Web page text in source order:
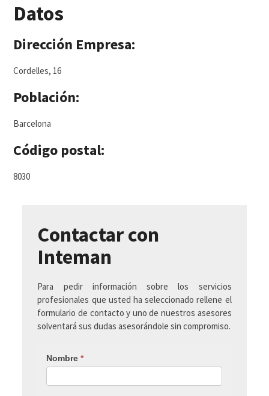
Datos
Dirección Empresa:
Cordelles, 16
Población:
Barcelona
Código postal:
8030
Contactar con
Inteman
Para pedir información sobre los servicios
profesionales que usted ha seleccionado rellene el
formulario de contacto y uno de nuestros asesores
solventará sus dudas asesorándole sin compromiso.
Nombre*